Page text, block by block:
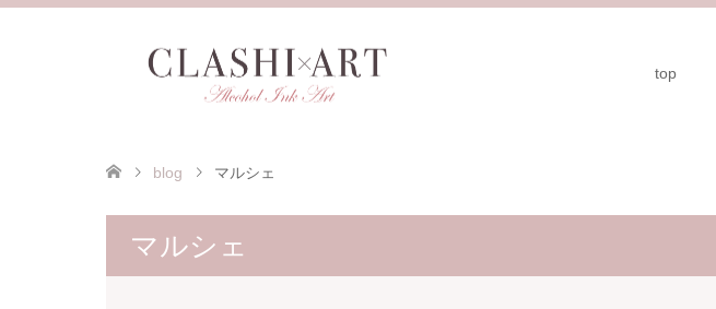
top
blog マルシェ
マルシェ